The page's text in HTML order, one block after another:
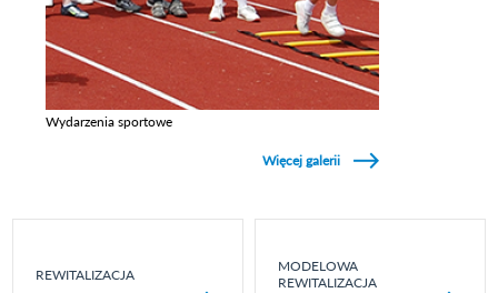
Wydarzenia sportowe
Więcej galerii
REWITALIZACJA
MODELOWA
REWITALIZACJA